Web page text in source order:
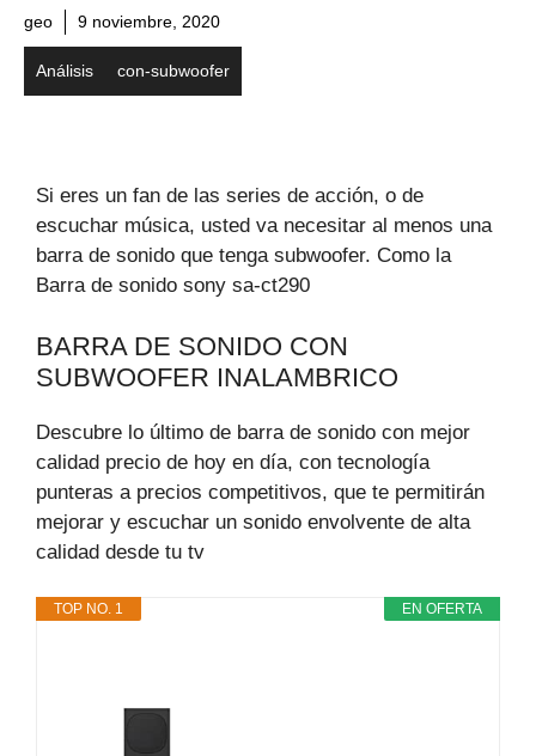
geo 9 noviembre, 2020
Análisis con-subwoofer
Si eres un fan de las series de acción, o de
escuchar música, usted va necesitar al menos una
barra de sonido que tenga subwoofer. Como la
Barra de sonido sony sa-ct290
BARRA DE SONIDO CON
SUBWOOFER INALAMBRICO
Descubre lo último de barra de sonido con mejor
calidad precio de hoy en día, con tecnología
punteras a precios competitivos, que te permitirán
mejorar y escuchar un sonido envolvente de alta
calidad desde tu tv
EN OFERTA
TOP NO. 1